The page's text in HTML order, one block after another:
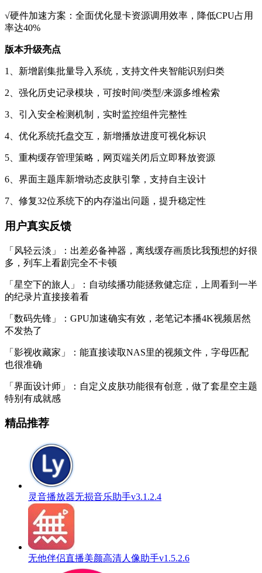
√硬件加速方案：全面优化显卡资源调用效率，降低CPU占用
率达40%
版本升级亮点
1、新增剧集批量导入系统，支持文件夹智能识别归类
2、强化历史记录模块，可按时间/类型/来源多维检索
3、引入安全检测机制，实时监控组件完整性
4、优化系统托盘交互，新增播放进度可视化标识
5、重构缓存管理策略，网页端关闭后立即释放资源
6、界面主题库新增动态皮肤引擎，支持自主设计
7、修复32位系统下的内存溢出问题，提升稳定性
用户真实反馈
「风轻云淡」：出差必备神器，离线缓存画质比我预想的好很
多，列车上看剧完全不卡顿
「星空下的旅人」：自动续播功能拯救健忘症，上周看到一半
的纪录片直接接着看
「数码先锋」：GPU加速确实有效，老笔记本播4K视频居然
不发热了
「影视收藏家」：能直接读取NAS里的视频文件，字母匹配
也很准确
「界面设计师」：自定义皮肤功能很有创意，做了套星空主题
特别有成就感
精品推荐
灵音播放器无损音乐助手v3.1.2.4
无他伴侣直播美颜高清人像助手v1.5.2.6